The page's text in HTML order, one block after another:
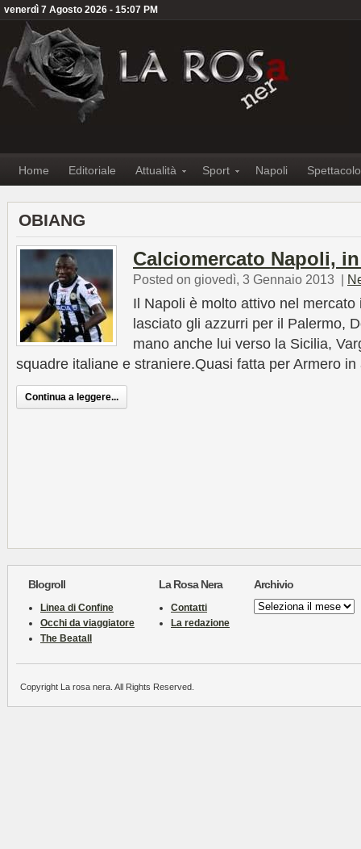
venerdì 7 Agosto 2026 - 15:07 PM
Home Editoriale Attualità Sport Napoli Spettacolo
OBIANG
Calciomercato Napoli,
Posted on giovedì, 3 Gennaio 2013 |
Il Napoli è molto attivo nel
lasciato gli azzurri per il Palermo,
mano anche lui verso la Sicilia,
squadre italiane e straniere.Quasi fatta per Armero in
Continua a leggere...
Blogroll
Linea di Confine
Occhi da viaggiatore
The Beatall
La Rosa Nera
Contatti
La redazione
Archivio
Archivio
Copyright La rosa nera. All Rights Reserved.